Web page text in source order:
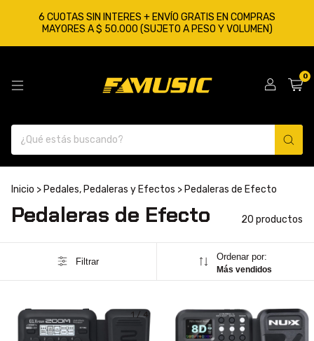
6 CUOTAS SIN INTERES + ENVÍO GRATIS EN COMPRAS
MAYORES A $ 50.000 (SUJETO A PESO Y VOLUMEN)
0
Inicio > Pedales, Pedaleras y Efectos > Pedaleras de Efecto
Pedaleras de Efecto 20 productos
Filtrar Ordenar por:
Más vendidos
1/4